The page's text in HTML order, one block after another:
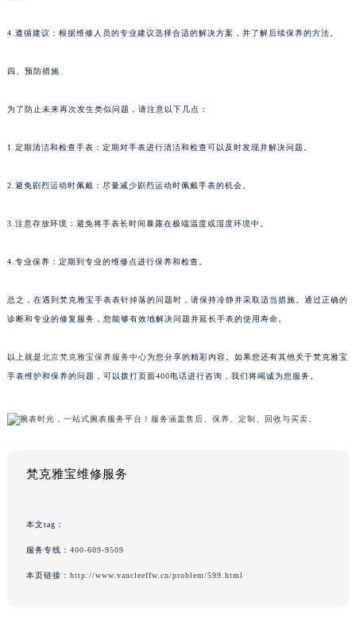
4.遵循建议：根据维修人员的专业建议选择合适的解决方案，并了解后续保养的方法。
四、预防措施
为了防止未来再次发生类似问题，请注意以下几点：
1.定期清洁和检查手表：定期对手表进行清洁和检查可以及时发现并解决问题。
2.避免剧烈运动时佩戴：尽量减少剧烈运动时佩戴手表的机会。
3.注意存放环境：避免将手表长时间暴露在极端温度或湿度环境中。
4.专业保养：定期到专业的维修点进行保养和检查。
总之，在遇到梵克雅宝手表表针掉落的问题时，请保持冷静并采取适当措施。通过正确的
诊断和专业的修复服务，您能够有效地解决问题并延长手表的使用寿命。
以上就是北京梵克雅宝保养服务中心为您分享的精彩内容。如果您还有其他关于梵克雅宝
手表维护和保养的问题，可以拨打页面400电话进行咨询，我们将竭诚为您服务。
梵克雅宝维修服务
本文tag：
服务专线： 400-609-9509
本页链接： http://www.vancleeffw.cn/problem/599.html